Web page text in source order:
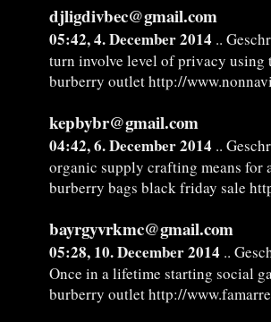
djligdivbec@gmail.com
05:42, 4. December 2014 ..
turn involve level of privacy using
burberry outlet http://
kepbybr@gmail.com
04:42, 6. December 2014 ..
organic supply crafting means for
burberry bags black friday sale
bayrgyvrkmc@gmail.com
05:28, 10. December 2014 ..
Once in a lifetime starting social
burberry outlet http://